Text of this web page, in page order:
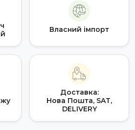
Власний імпорт
Доставка:
Нова Пошта, SAT,
DELIVERY